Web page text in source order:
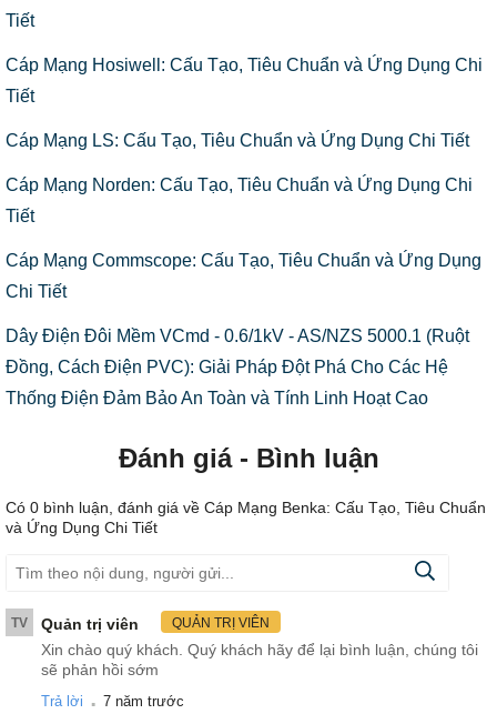
Tiết
Cáp Mạng Hosiwell: Cấu Tạo, Tiêu Chuẩn và Ứng Dụng Chi
Tiết
Cáp Mạng LS: Cấu Tạo, Tiêu Chuẩn và Ứng Dụng Chi Tiết
Cáp Mạng Norden: Cấu Tạo, Tiêu Chuẩn và Ứng Dụng Chi
Tiết
Cáp Mạng Commscope: Cấu Tạo, Tiêu Chuẩn và Ứng Dụng
Chi Tiết
Dây Điện Đôi Mềm VCmd - 0.6/1kV - AS/NZS 5000.1 (Ruột
Đồng, Cách Điện PVC): Giải Pháp Đột Phá Cho Các Hệ
Thống Điện Đảm Bảo An Toàn và Tính Linh Hoạt Cao
Đánh giá - Bình luận
Có 0 bình luận, đánh giá về Cáp Mạng Benka: Cấu Tạo, Tiêu Chuẩn
và Ứng Dụng Chi Tiết
TV Quản trị viên QUẢN TRỊ VIÊN
Xin chào quý khách. Quý khách hãy để lại bình luận, chúng tôi
sẽ phản hồi sớm
Trả lời . 7 năm trước